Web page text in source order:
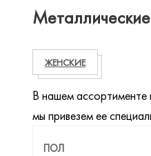
ЖЕНСКИЕ
В нашем ассортименте
мы привезем ее
ПОЛ